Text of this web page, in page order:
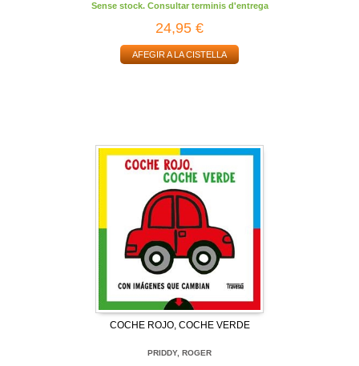
Sense stock. Consultar terminis d'entrega
24,95 €
AFEGIR A LA CISTELLA
COCHE ROJO, COCHE VERDE
PRIDDY, ROGER